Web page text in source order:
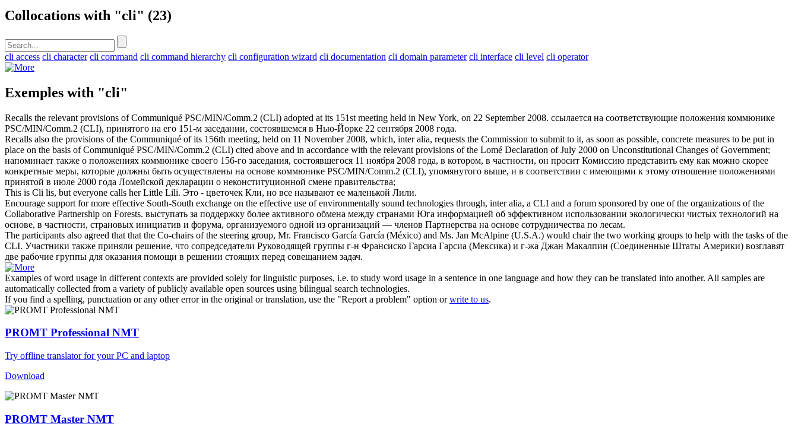
Collocations with "cli" (23)
cli access cli character cli command cli command hierarchy cli configuration wizard cli documentation cli domain parameter cli interface cli level cli operator
Exemples with "cli"
Recalls the relevant provisions of Communiqué PSC/MIN/Comm.2 (CLI) adopted at its 151st meeting held in New York, on 22 September 2008. ссылается на соответствующие положения коммюнике
PSC/MIN/Comm.2 (CLI), принятого на его 151-м заседании, состоявшемся в Нью-Йорке 22 сентября 2008 года.
Recalls also the provisions of the Communiqué of its 156th meeting, held on 11 November 2008, which, inter alia, requests the Commission to submit to it, as soon as possible, concrete measures to be put in
place on the basis of Communiqué PSC/MIN/Comm.2 (CLI) cited above and in accordance with the relevant provisions of the Lomé Declaration of July 2000 on Unconstitutional Changes of Government;
напоминает также о положениях коммюнике своего 156-го заседания, состоявшегося 11 ноября 2008 года, в котором, в частности, он просит Комиссию представить ему как можно скорее
конкретные меры, которые должны быть осуществлены на основе коммюнике PSC/MIN/Comm.2 (CLI), упомянутого выше, и в соответствии с имеющими к этому отношение положениями
принятой в июле 2000 года Ломейской декларации о неконституционной смене правительства;
This is Cli lis, but everyone calls her Little Lili. Это - цветочек Кли, но все называют ее маленькой Лили.
Encourage support for more effective South-South exchange on the effective use of environmentally sound technologies through, inter alia, a CLI and a forum sponsored by one of the organizations of the
Collaborative Partnership on Forests. выступать за поддержку более активного обмена между странами Юга информацией об эффективном использовании экологически чистых технологий на
основе, в частности, страновых инициатив и форума, организуемого одной из организаций — членов Партнерства на основе сотрудничества по лесам.
The participants also agreed that that the Co-chairs of the steering group, Mr. Francisco García García (México) and Ms. Jan McAlpine (U.S.A.) would chair the two working groups to help with the tasks of the
CLI. Участники также приняли решение, что сопредседатели Руководящей группы г-н Франсиско Гарсиа Гарсиа (Мексика) и г-жа Джан Макалпин (Соединенные Штаты Америки) возглавят
две рабочие группы для оказания помощи в решении стоящих перед совещанием задач.
Examples of word usage in different contexts are provided solely for linguistic purposes, i.e. to study word usage in a sentence in one language and how they can be translated into another. All samples are
automatically collected from a variety of publicly available open sources using bilingual search technologies.
If you find a spelling, punctuation or any other error in the original or translation, use the "Report a problem" option orwrite to us.
PROMT Professional NMT
Try offline translator for your PC and laptop
Download
PROMT Master NMT